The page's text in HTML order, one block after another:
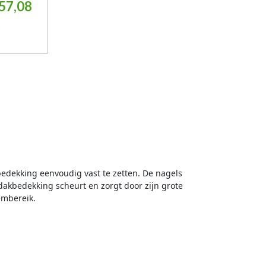
€1.290,43. prijs was: €820,84.
eenvoudig vast te zetten. De nagels
scheurt en zorgt door zijn grote